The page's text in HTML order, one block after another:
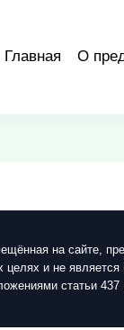
Главная О
на сайте,
целях и не
статьи